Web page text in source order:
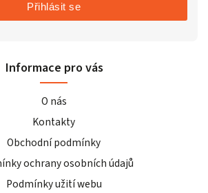
Přihlásit se
Informace pro vás
O nás
Kontakty
Obchodní podmínky
ochrany osobních údajů
Podmínky užití webu